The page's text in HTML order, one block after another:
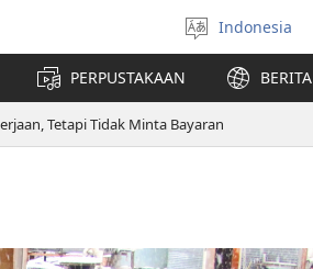
Pilih
bahasa
Indonesia
PERPUSTAKAAN BERITA
Tetapi Tidak Minta Bayaran